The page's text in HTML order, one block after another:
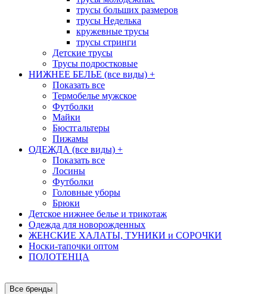
трусы больших размеров
трусы Неделька
кружевные трусы
трусы стринги
Детские трусы
Трусы подростковые
НИЖНЕЕ БЕЛЬЕ (все виды) +
Показать все
Термобелье мужское
Футболки
Майки
Бюстгальтеры
Пижамы
ОДЕЖДА (все виды) +
Показать все
Лосины
Футболки
Головные уборы
Брюки
Детское нижнее белье и трикотаж
Одежда для новорожденных
ЖЕНСКИЕ ХАЛАТЫ, ТУНИКИ и СОРОЧКИ
Носки-тапочки оптом
ПОЛОТЕНЦА
Все бренды